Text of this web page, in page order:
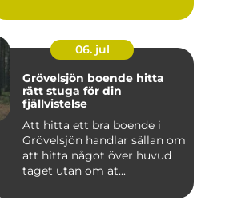
06. jul
Grövelsjön boende hitta
rätt stuga för din
fjällvistelse
Att hitta ett bra boende i
Grövelsjön handlar sällan om
att hitta något över huvud
taget utan om at...